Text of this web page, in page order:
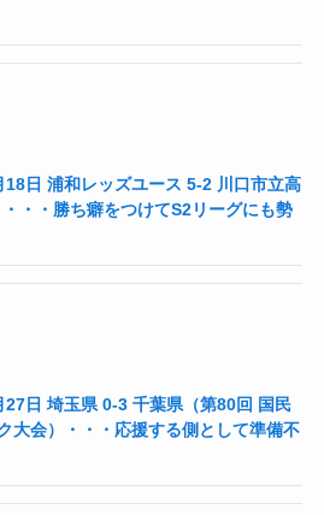
18日 浦和レッズユース 5-2 川口市立高
・・勝ち癖をつけてS2リーグにも勢
27日 埼玉県 0-3 千葉県（第80回 国民
大会）・・・応援する側として準備不